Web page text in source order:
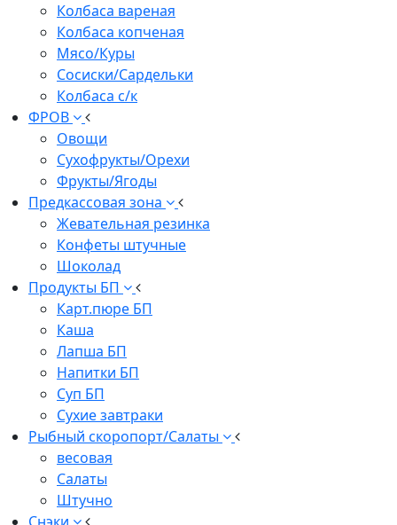
Колбаса вареная
Колбаса копченая
Мясо/Куры
Сосиски/Сардельки
Колбаса с/к
ФРОВ
Овощи
Сухофрукты/Орехи
Фрукты/Ягоды
Предкассовая зона
Жевательная резинка
Конфеты штучные
Шоколад
Продукты БП
Карт.пюре БП
Каша
Лапша БП
Напитки БП
Суп БП
Сухие завтраки
Рыбный скоропорт/Салаты
весовая
Салаты
Штучно